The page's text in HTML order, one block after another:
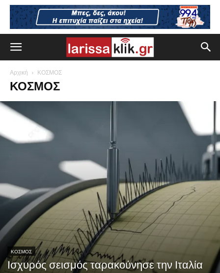
Αρχική ΚΟΣΜΟΣ
ΚΟΣΜΟΣ
ΚΟΣΜΟΣ
Ισχυρός σεισμός ταρακούνησε την Ιταλία